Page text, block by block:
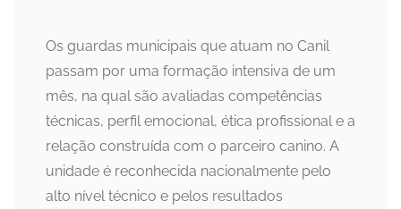
Os guardas municipais que atuam no Canil
passam por uma formação intensiva de um
mês, na qual são avaliadas competências
técnicas, perfil emocional, ética profissional e a
relação construída com o parceiro canino. A
unidade é reconhecida nacionalmente pelo
alto nível técnico e pelos resultados